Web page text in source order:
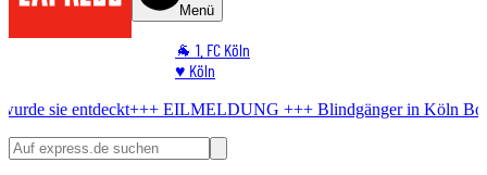
Menü
🐐 1. FC Köln
♥️ Köln
🏆 Sport
+++ EILMELDUNG +++Blindgänger in KölnBombe im Rhein!